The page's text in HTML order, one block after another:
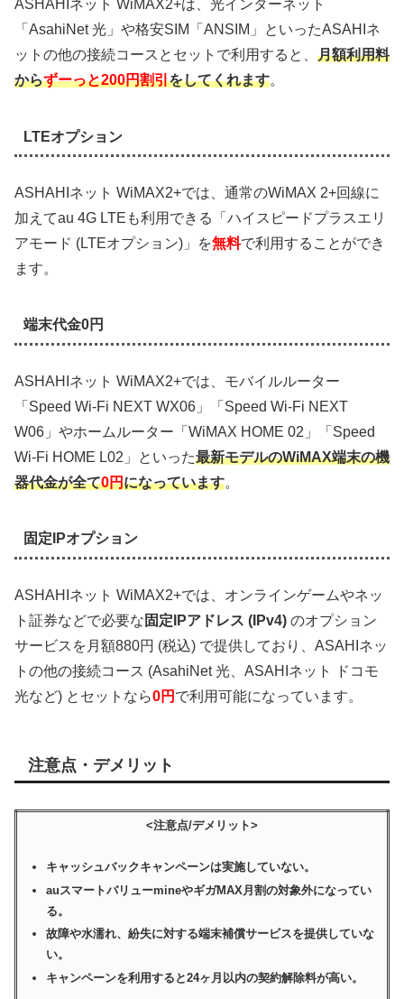
ASHAHIネット WiMAX2+は、光インターネット
「AsahiNet 光」や格安SIM「ANSIM」といったASAHIネ
ットの他の接続コースとセットで利用すると、 月額利用料
からずーっと200円割引をしてくれます。
LTEオプション
ASHAHIネット WiMAX2+では、通常のWiMAX 2+回線に
加えてau 4G LTEも利用できる「ハイスピードプラスエリ
アモード (LTEオプション)」を無料で利用することができ
ます。
端末代金0円
ASHAHIネット WiMAX2+では、モバイルルーター
「Speed Wi-Fi NEXT WX06」「Speed Wi-Fi NEXT
W06」やホームルーター「WiMAX HOME 02」「Speed
Wi-Fi HOME L02」といった最新モデルのWiMAX端末の機
器代金が全て0円になっています。
固定IPオプション
ASHAHIネット WiMAX2+では、オンラインゲームやネッ
ト証券などで必要な 固定IPアドレス (IPv4) のオプション
サービスを月額880円 (税込) で提供しており、ASAHIネッ
トの他の接続コース (AsahiNet 光、ASAHIネット ドコモ
光など) とセットなら0円 で利用可能になっています。
注意点・デメリット
<注意点/デメリット>
キャッシュバックキャンペーンは実施していない。
auスマートバリューmineやギガMAX月割の対象外になってい
る。
故障や水濡れ、紛失に対する端末補償サービスを提供していな
い。
キャンペーンを利用すると24ヶ月以内の契約解除料が高い。